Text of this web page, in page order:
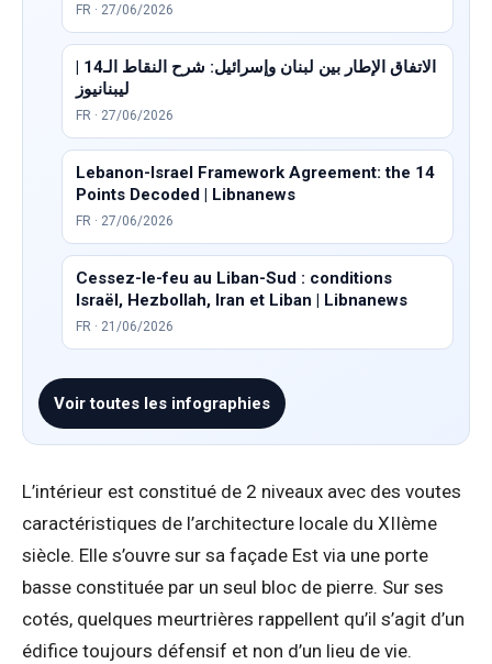
FR · 27/06/2026
الاتفاق الإطار بين لبنان وإسرائيل: شرح النقاط الـ14 |
ليبنانيوز
FR · 27/06/2026
Lebanon-Israel Framework Agreement: the 14
Points Decoded | Libnanews
FR · 27/06/2026
Cessez-le-feu au Liban-Sud : conditions
Israël, Hezbollah, Iran et Liban | Libnanews
FR · 21/06/2026
Voir toutes les infographies
L’intérieur est constitué de 2 niveaux avec des voutes
caractéristiques de l’architecture locale du XIIème
siècle. Elle s’ouvre sur sa façade Est via une porte
basse constituée par un seul bloc de pierre. Sur ses
cotés, quelques meurtrières rappellent qu’il s’agit d’un
édifice toujours défensif et non d’un lieu de vie.